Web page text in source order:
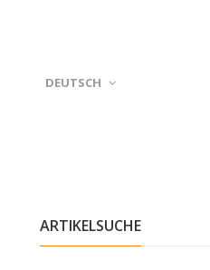
DEUTSCH
ARTIKELSUCHE